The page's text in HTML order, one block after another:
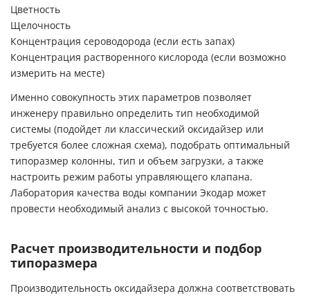
Цветность
Щелочность
Концентрация сероводорода (если есть запах)
Концентрация растворенного кислорода (если возможно
измерить на месте)
Именно совокупность этих параметров позволяет
инженеру правильно определить тип необходимой
системы (подойдет ли классический оксидайзер или
требуется более сложная схема), подобрать оптимальный
типоразмер колонны, тип и объем загрузки, а также
настроить режим работы управляющего клапана.
Лаборатория качества воды компании Экодар может
провести необходимый анализ с высокой точностью.
Расчет производительности и подбор
типоразмера
Производительность оксидайзера должна соответствовать